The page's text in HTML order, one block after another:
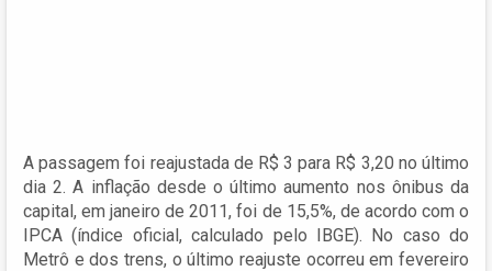
A passagem foi reajustada de R$ 3 para R$ 3,20 no último
dia 2. A inflação desde o último aumento nos ônibus da
capital, em janeiro de 2011, foi de 15,5%, de acordo com o
IPCA (índice oficial, calculado pelo IBGE). No caso do
Metrô e dos trens, o último reajuste ocorreu em fevereiro